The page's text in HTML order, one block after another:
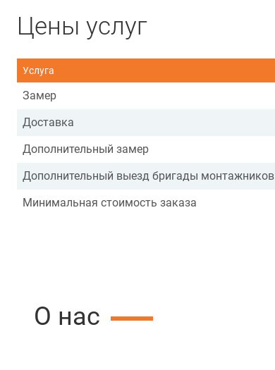
Цены услуг
Услуга
Замер
Доставка
Дополнительный замер
Дополнительный выезд бригады монтажников
Минимальная стоимость заказа
О нас